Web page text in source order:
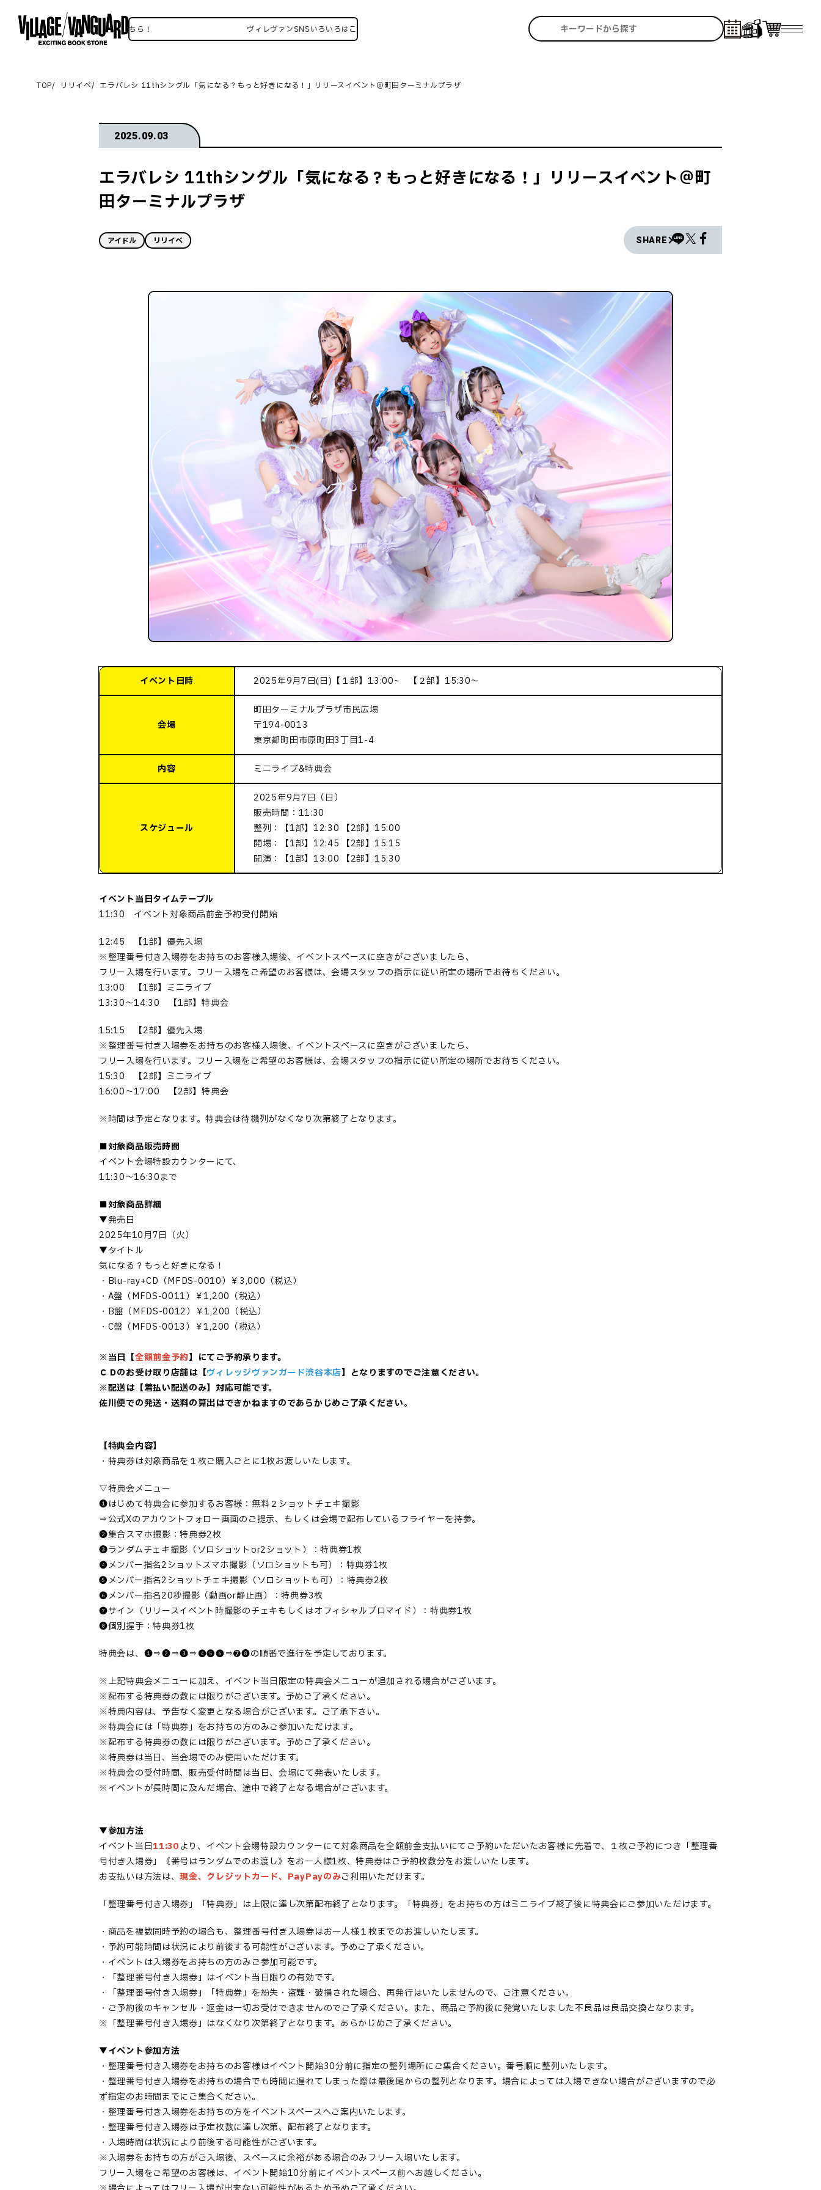
レヴァンSNSいろいろはこちら！ ヴィレヴァンSNSいろいろはこちら！
TOP リリイベ エラバレシ 11thシングル「気になる？もっと好きになる！」リリースイベント＠町田ターミナルプラザ
2025.09.03
エラバレシ 11thシングル「気になる？もっと好きになる！」リリースイベント＠町
田ターミナルプラザ
アイドル リリイベ SHARE
イベント日時 2025年9月7日(日)【１部】13:00~ 【２部】15:30～
会場
町田ターミナルプラザ市民広場
〒194-0013
東京都町田市原町田3丁目1-4
内容 ミニライブ&特典会
スケジュール
2025年9月7日（日）
販売時間：11:30
整列：【1部】12:30 【2部】15:00
開場：【1部】12:45 【2部】15:15
開演：【1部】13:00 【2部】15:30
イベント当日タイムテーブル
11:30 イベント対象商品前金予約受付開始
12:45 【1部】優先入場
※整理番号付き入場券をお持ちのお客様入場後、イベントスペースに空きがございましたら、
フリー入場を行います。フリー入場をご希望のお客様は、会場スタッフの指示に従い所定の場所でお待ちください。
13:00 【1部】ミニライブ
13:30～14:30 【1部】特典会
15:15 【2部】優先入場
※整理番号付き入場券をお持ちのお客様入場後、イベントスペースに空きがございましたら、
フリー入場を行います。フリー入場をご希望のお客様は、会場スタッフの指示に従い所定の場所でお待ちください。
15:30 【2部】ミニライブ
16:00～17:00 【2部】特典会
※時間は予定となります。特典会は待機列がなくなり次第終了となります。
■対象商品販売時間
イベント会場特設カウンターにて、
11:30～16:30まで
■対象商品詳細
▼発売日
2025年10月7日（火）
▼タイトル
気になる？もっと好きになる！
・Blu-ray+CD（MFDS-0010）￥3,000（税込）
・A盤（MFDS-0011）￥1,200（税込）
・B盤（MFDS-0012）￥1,200（税込）
・C盤（MFDS-0013）￥1,200（税込）
※当日【全額前金予約】にてご予約承ります。
ＣＤのお受け取り店舗は【ヴィレッジヴァンガード渋谷本店】となりますのでご注意ください。
※配送は【着払い配送のみ】対応可能です。
佐川便での発送・送料の算出はできかねますのであらかじめご了承ください。
【特典会内容】
・特典券は対象商品を１枚ご購入ごとに1枚お渡しいたします。
▽特典会メニュー
❶はじめて特典会に参加するお客様：無料２ショットチェキ撮影
⇒公式Xのアカウントフォロー画面のご提示、もしくは会場で配布しているフライヤーを持参。
❷集合スマホ撮影：特典券2枚
❸ランダムチェキ撮影（ソロショットor2ショット）：特典券1枚
❹メンバー指名2ショットスマホ撮影（ソロショットも可）：特典券1枚
❺メンバー指名2ショットチェキ撮影（ソロショットも可）：特典券2枚
❻メンバー指名20秒撮影（動画or静止画）：特典券3枚
❼サイン（リリースイベント時撮影のチェキもしくはオフィシャルブロマイド）：特典券1枚
❽個別握手：特典券1枚
特典会は、❶⇒❷⇒❸⇒❹❺❻⇒➐❽の順番で進行を予定しております。
※上記特典会メニューに加え、イベント当日限定の特典会メニューが追加される場合がございます。
※配布する特典券の数には限りがございます。予めご了承ください。
※特典内容は、予告なく変更となる場合がございます。ご了承下さい。
※特典会には「特典券」をお持ちの方のみご参加いただけます。
※配布する特典券の数には限りがございます。予めご了承ください。
※特典券は当日、当会場でのみ使用いただけます。
※特典会の受付時間、販売受付時間は当日、会場にて発表いたします。
※イベントが長時間に及んだ場合、途中で終了となる場合がございます。
▼参加方法
イベント当日11:30より、イベント会場特設カウンターにて対象商品を全額前金支払いにてご予約いただいたお客様に先着で、１枚ご予約につき「整理番
号付き入場券」《番号はランダムでのお渡し》をお一人様1枚、特典券はご予約枚数分をお渡しいたします。
お支払いは方法は、現金、クレジットカード、PayPayのみご利用いただけます。
「整理番号付き入場券」「特典券」は上限に達し次第配布終了となります。「特典券」をお持ちの方はミニライブ終了後に特典会にご参加いただけます。
・商品を複数同時予約の場合も、整理番号付き入場券はお一人様１枚までのお渡しいたします。
・予約可能時間は状況により前後する可能性がございます。予めご了承ください。
・イベントは入場券をお持ちの方のみご参加可能です。
・「整理番号付き入場券」はイベント当日限りの有効です。
・「整理番号付き入場券」「特典券」を紛失・盗難・破損された場合、再発行はいたしませんので、ご注意ください。
・ご予約後のキャンセル・返金は一切お受けできませんのでご了承ください。また、商品ご予約後に発覚いたしました不良品は良品交換となります。
※「整理番号付き入場券」はなくなり次第終了となります。あらかじめご了承ください。
▼イベント参加方法
・整理番号付き入場券をお持ちのお客様はイベント開始30分前に指定の整列場所にご集合ください。番号順に整列いたします。
・整理番号付き入場券をお持ちの場合でも時間に遅れてしまった際は最後尾からの整列となります。場合によっては入場できない場合がございますので必
ず指定のお時間までにご集合ください。
・整理番号付き入場券をお持ちの方をイベントスペースへご案内いたします。
・整理番号付き入場券は予定枚数に達し次第、配布終了となります。
・入場時間は状況により前後する可能性がございます。
※入場券をお持ちの方がご入場後、スペースに余裕がある場合のみフリー入場いたします。
フリー入場をご希望のお客様は、イベント開始10分前にイベントスペース前へお越しください。